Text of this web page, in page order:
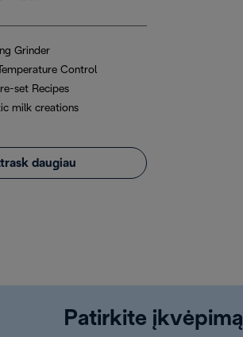
Grinder
Control
set Recipes
milk creations
daugiau
Patirkite